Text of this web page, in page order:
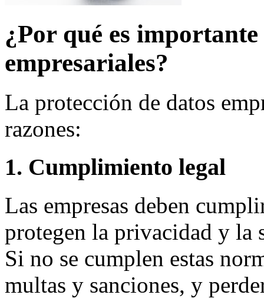
¿Por qué es
empresariales?
La protección de datos
razones:
1. Cumplimiento legal
Las empresas deben
protegen la privacidad y la
Si no se cumplen estas
multas y sanciones, y